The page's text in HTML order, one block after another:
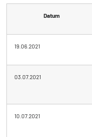
Datum
19.06.2021
03.07.2021
10.07.2021